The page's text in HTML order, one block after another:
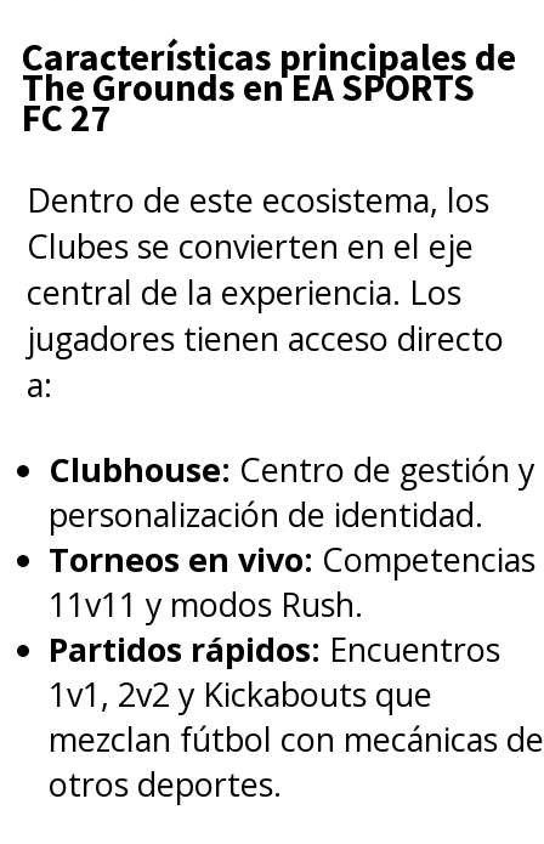
Características principales de
The Grounds en EA SPORTS
FC 27
Dentro de este ecosistema, los
Clubes se convierten en el eje
central de la experiencia. Los
jugadores tienen acceso directo
a:
Clubhouse: Centro de gestión y
personalización de identidad.
Torneos en vivo: Competencias
11v11 y modos Rush.
Partidos rápidos: Encuentros
1v1, 2v2 y Kickabouts que
mezclan fútbol con mecánicas de
otros deportes.